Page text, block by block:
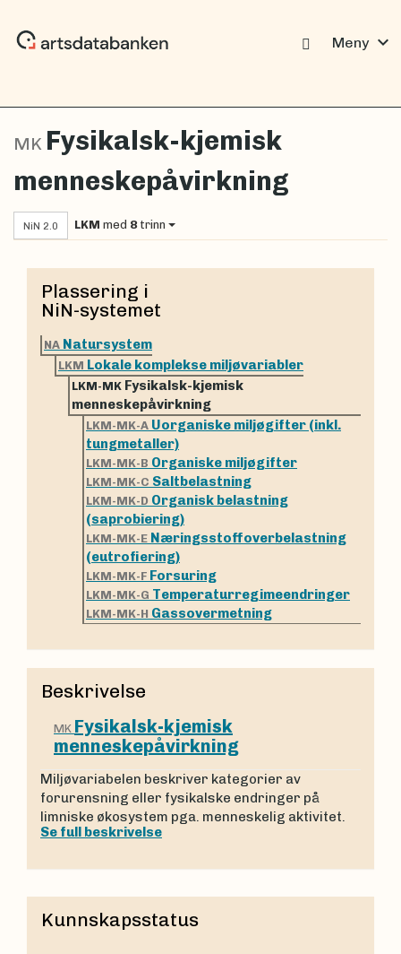
Meny expand_more
MK Fysikalsk-kjemisk
menneskepåvirkning
NiN 2.0 LKM med 8 trinn
Plassering i
NiN-systemet
NA Natursystem
LKM Lokale komplekse miljøvariabler
LKM-MK Fysikalsk-kjemisk
menneskepåvirkning
LKM-MK-A Uorganiske miljøgifter (inkl.
tungmetaller)
LKM-MK-B Organiske miljøgifter
LKM-MK-C Saltbelastning
LKM-MK-D Organisk belastning
(saprobiering)
LKM-MK-E Næringsstoffoverbelastning
(eutrofiering)
LKM-MK-F Forsuring
LKM-MK-G Temperaturregimeendringer
LKM-MK-H Gassovermetning
Beskrivelse
MK Fysikalsk-kjemisk
menneskepåvirkning
Miljøvariabelen beskriver kategorier av
forurensning eller fysikalske endringer på
limniske økosystem pga. menneskelig aktivitet.
Se full beskrivelse
Kunnskapsstatus